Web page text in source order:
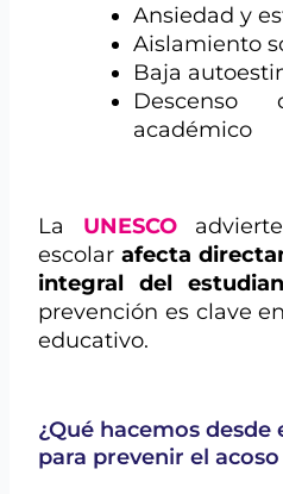
Ansiedad y
Aislamiento
Baja
Descenso
académico
La UNESCO
escolarafecta
integral del
prevención es clave
educativo.
¿Qué hacemos desde
para prevenir el